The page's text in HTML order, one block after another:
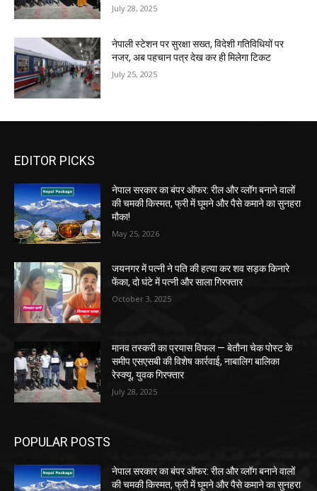
July 28, 2025
नेपाली स्टेशन पर सुरक्षा सख्त, विदेशी गतिविधियों पर
नजर, अब पहचान पत्र देख कर ही मिलेगा टिकट
July 25, 2025
EDITOR PICKS
नेपाल सरकार का बंपर ऑफर: रील और व्लॉग बनाने वालों
की चमकी किस्मत, फ्री में घूमने और पैसे कमाने का सुनहरा
मौका!
May 25, 2026
जयनगर में पत्नी ने पति की हत्या कर शव सड़क किनारे
फेंका, दो घंटे में पत्नी और साला गिरफ्तार
October 3, 2025
मानव तस्करी का प्रयास विफल — बेतौना चेक पोस्ट के
समीप एसएसबी की विशेष कार्रवाई, नाबालिग बालिका
रेस्क्यू, युवक गिरफ्तार
July 28, 2025
POPULAR POSTS
नेपाल सरकार का बंपर ऑफर: रील और व्लॉग बनाने वालों
की चमकी किस्मत, फ्री में घूमने और पैसे कमाने का सुनहरा